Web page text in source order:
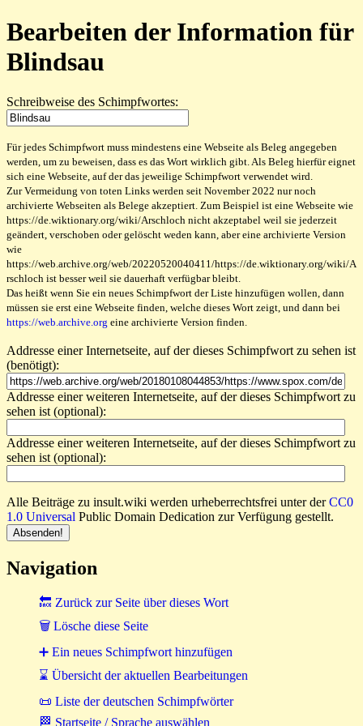
Bearbeiten der Information für
Blindsau
Schreibweise des Schimpfwortes:
Für jedes Schimpfwort muss mindestens eine Webseite als Beleg angegeben
werden, um zu beweisen, dass es das Wort wirklich gibt. Als Beleg hierfür eignet
sich eine Webseite, auf der das jeweilige Schimpfwort verwendet wird.
Zur Vermeidung von toten Links werden seit November 2022 nur noch
archivierte Webseiten als Belege akzeptiert. Zum Beispiel ist eine Webseite wie
https://de.wiktionary.org/wiki/Arschloch nicht akzeptabel weil sie jederzeit
geändert, verschoben oder gelöscht weden kann, aber eine archivierte Version
wie
https://web.archive.org/web/20220520040411/https://de.wiktionary.org/wiki/A
rschloch ist besser weil sie dauerhaft verfügbar bleibt.
Das heißt wenn Sie ein neues Schimpfwort der Liste hinzufügen wollen, dann
müssen sie erst eine Webseite finden, welche dieses Wort zeigt, und dann bei
https://web.archive.org eine archivierte Version finden.
Addresse einer Internetseite, auf der dieses Schimpfwort zu sehen ist
(benötigt):
Addresse einer weiteren Internetseite, auf der dieses Schimpfwort zu
sehen ist (optional):
Addresse einer weiteren Internetseite, auf der dieses Schimpfwort zu
sehen ist (optional):
Alle Beiträge zu insult.wiki werden urheberrechtsfrei unter derCC0
1.0 Universal Public Domain Dedication zur Verfügung gestellt.
Navigation
🔙 Zurück zur Seite über dieses Wort
🗑 Lösche diese Seite
➕ Ein neues Schimpfwort hinzufügen
⌛ Übersicht der aktuellen Bearbeitungen
📜 Liste der deutschen Schimpfwörter
🏁 Startseite / Sprache auswählen